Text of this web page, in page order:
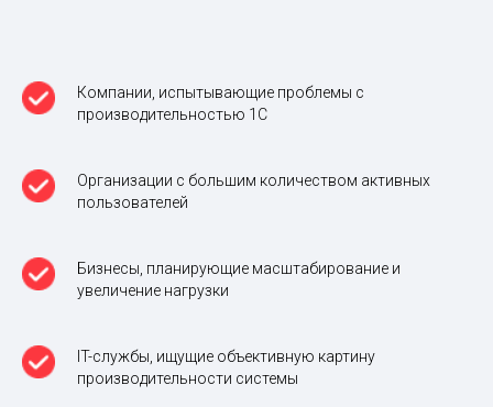
Компании, испытывающие проблемы с
производительностью 1С
Организации с большим количеством активных
пользователей
Бизнесы, планирующие масштабирование и
увеличение нагрузки
IT-службы, ищущие объективную картину
производительности системы